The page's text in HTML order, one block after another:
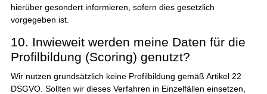
hierüber gesondert informieren, sofern dies gesetzlich
vorgegeben ist.
10. Inwieweit werden meine Daten für die
Profilbildung (Scoring) genutzt?
Wir nutzen grundsätzlich keine Profilbildung gemäß Artikel 22
DSGVO. Sollten wir dieses Verfahren in Einzelfällen einsetzen,